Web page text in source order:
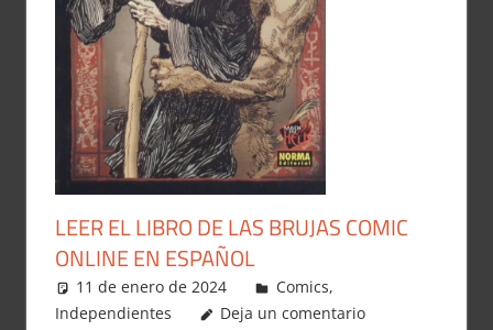
LEER EL LIBRO DE LAS BRUJAS COMIC
ONLINE EN ESPAÑOL
11 de enero de 2024 Carlitox Banana
Comics,
Independientes
Deja un comentario